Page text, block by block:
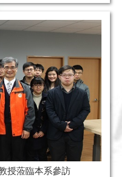
授蒞臨本系參訪